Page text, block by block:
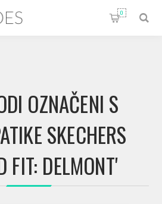
0
OZNAČENI S
SKECHERS
FIT: DELMONT'